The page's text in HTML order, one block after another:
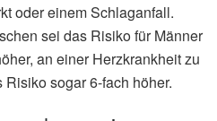
oder einem Schlaganfall.
sei das Risiko für Männer
an einer Herzkrankheit zu
sogar 6-fach höher.